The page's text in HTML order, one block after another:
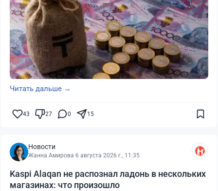
Читать дальше →
43 27 0 15
Новости
Жанна Амирова·6 августа 2026 г., 11:35
Kaspi Alaqan не распознал ладонь в нескольких
магазинах: что произошло